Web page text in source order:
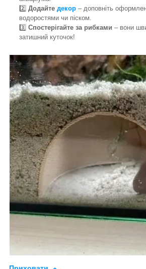
2️⃣ Додайте декор – доповніть
водоростями чи піском.
3️⃣ Спостерігайте за рибками – вони
затишний куточок!